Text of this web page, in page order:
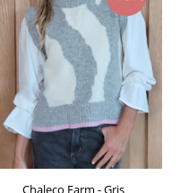
Chaleco Farm - Gris